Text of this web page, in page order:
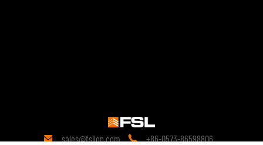
 sales@fsilon.com  +86-0573-86598806